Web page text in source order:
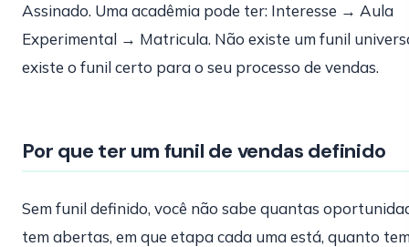
Assinado. Uma acadêmia pode ter: Interesse → Aula
Experimental → Matricula. Não existe um funil
existe o funil certo para o seu processo de vendas.
Por que ter um funil de vendas definido
Sem funil definido, você não sabe quantas
tem abertas, em que etapa cada uma está, quanto